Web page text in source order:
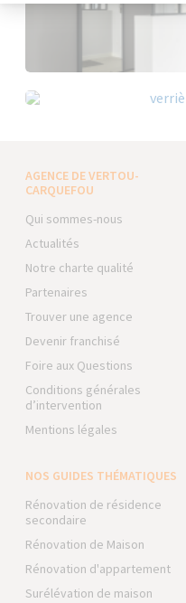
AGENCE DE VERTOU-
CARQUEFOU
Qui sommes-nous
Actualités
Notre charte qualité
Partenaires
Trouver une agence
Devenir franchisé
Foire aux Questions
Conditions générales
d’intervention
Mentions légales
NOS GUIDES THÉMATIQUES
Rénovation de résidence
secondaire
Rénovation de Maison
Rénovation d'appartement
Surélévation de maison